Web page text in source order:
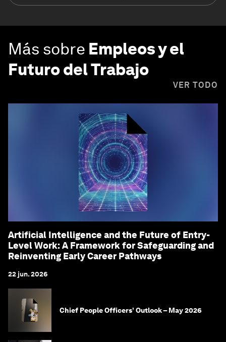
Más sobre Empleos y el
Futuro del Trabajo
VER TODO
Artificial Intelligence and the Future of Entry-
Level Work: A Framework for Safeguarding and
Reinventing Early Career Pathways
22 jun. 2026
Chief People Officers’ Outlook – May 2026